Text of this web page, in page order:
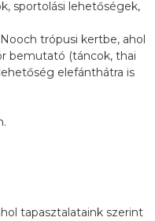
sportolási lehetőségek,
trópusi kertbe, ahol
bemutató (táncok, thai
elefánthátra is
tapasztalataink szerint